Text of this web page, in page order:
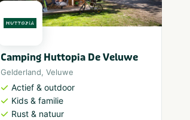
Camping Huttopia De Veluwe
Gelderland, Veluwe
Actief & outdoor
Kids & familie
Rust & natuur